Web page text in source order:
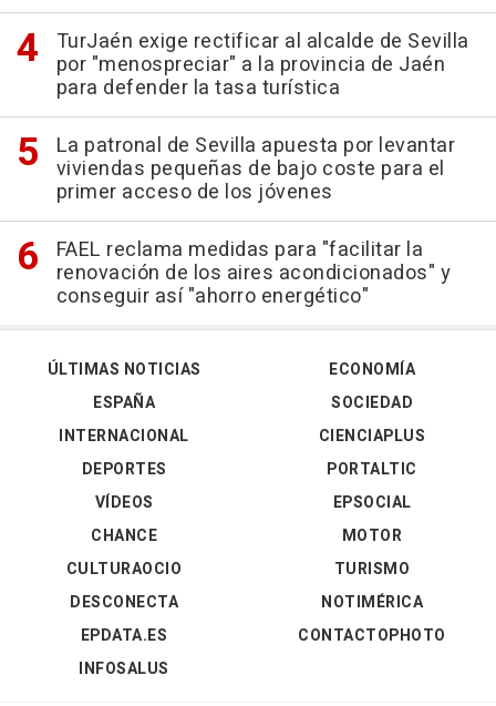
TurJaén exige rectificar al alcalde de Sevilla
por "menospreciar" a la provincia de Jaén
para defender la tasa turística
La patronal de Sevilla apuesta por levantar
viviendas pequeñas de bajo coste para el
primer acceso de los jóvenes
FAEL reclama medidas para "facilitar la
renovación de los aires acondicionados" y
conseguir así "ahorro energético"
ÚLTIMAS NOTICIAS
ESPAÑA
INTERNACIONAL
DEPORTES
VÍDEOS
ECONOMÍA
SOCIEDAD
CIENCIAPLUS
PORTALTIC
EPSOCIAL
CHANCE
CULTURAOCIO
DESCONECTA
EPDATA.ES
INFOSALUS
MOTOR
TURISMO
NOTIMÉRICA
CONTACTOPHOTO